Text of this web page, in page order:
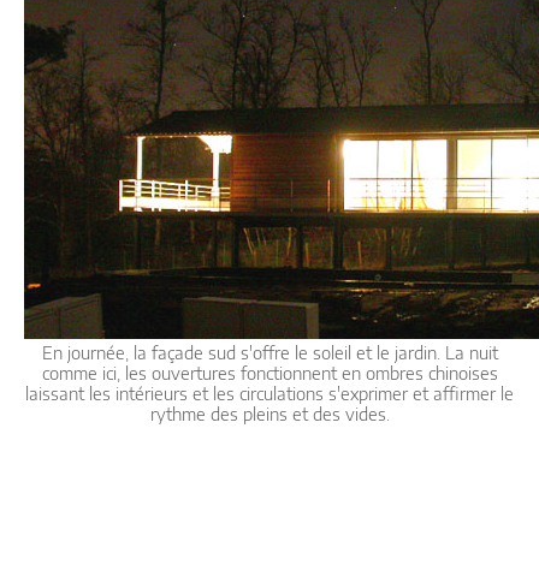
En journée, la façade sud s'offre le soleil et le jardin. La nuit
comme ici, les ouvertures fonctionnent en ombres chinoises
laissant les intérieurs et les circulations s'exprimer et affirmer le
rythme des pleins et des vides.